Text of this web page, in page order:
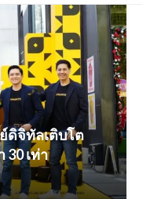
ดิจิทัลเติบโต
เท่า